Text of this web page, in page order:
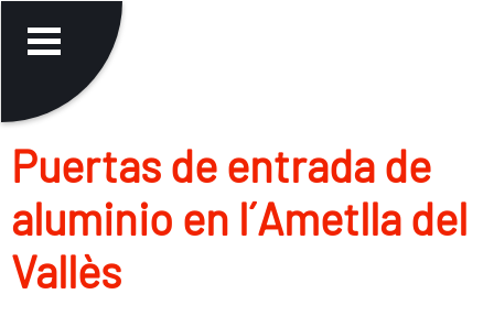
Puertas de entrada de
aluminio en l´Ametlla del
Vallès